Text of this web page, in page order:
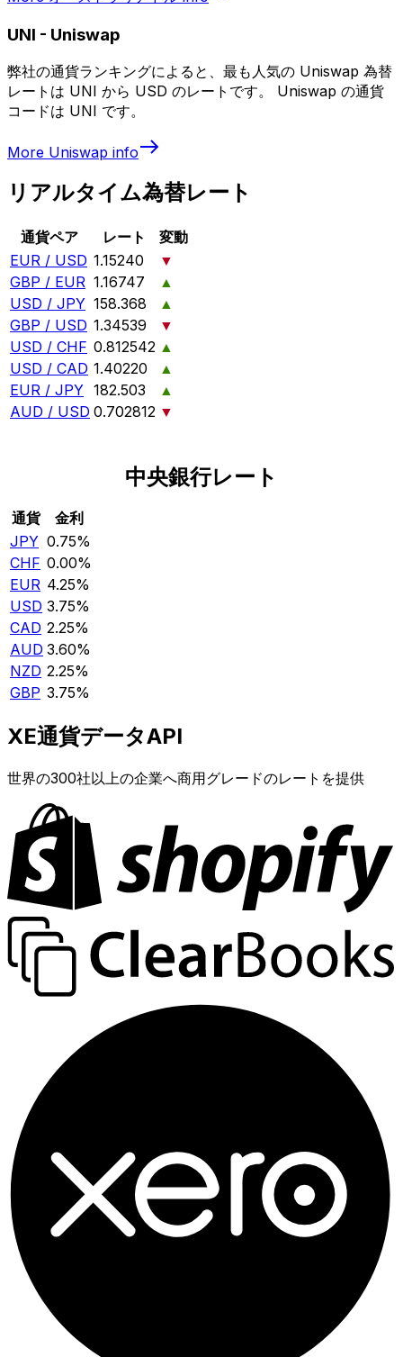
UNI - Uniswap
弊社の通貨ランキングによると、最も人気の Uniswap 為替
レートは UNI から USD のレートです。 Uniswap の通貨
コードは UNI です。
More Uniswap info
リアルタイム為替レート
通貨ペア レート
変動
EUR / USD 1.15240
▼
GBP / EUR 1.16747
▲
USD / JPY 158.368
▲
GBP / USD 1.34539
▼
USD / CHF 0.812542 ▲
USD / CAD 1.40220
▲
EUR / JPY 182.503
▲
AUD / USD 0.702812 ▼
中央銀行レート
通貨
金利
JPY 0.75%
CHF 0.00%
EUR 4.25%
USD 3.75%
CAD 2.25%
AUD 3.60%
NZD 2.25%
GBP 3.75%
XE通貨データAPI
世界の300社以上の企業へ商用グレードのレートを提供